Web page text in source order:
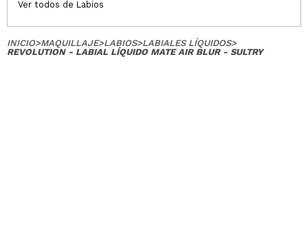
Ver todos de Labios
INICIO>MAQUILLAJE>LABIOS>LABIALES LÍQUIDOS>
REVOLUTION - LABIAL LÍQUIDO MATE AIR BLUR - SULTRY